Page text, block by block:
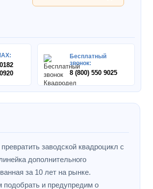
Бесплатный
звонок:
8 (800) 550 9025
заводской квадроцикл с
дополнительного
за 10 лет на рынке.
и предупредим о